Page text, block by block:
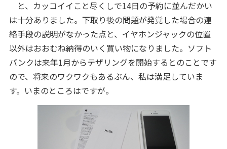
と、カッコイイこと尽くしで14日の予約に並んだかい
は十分ありました。下取り後の問題が発覚した場合の連
絡手段の説明がなかった点と、イヤホンジャックの位置
以外はおおむね納得のいく買い物になりました。ソフト
バンクは来年1月からテザリングを開始するとのことです
ので、将来のワクワクもあるぶん、私は満足していま
す。いまのところはですが。